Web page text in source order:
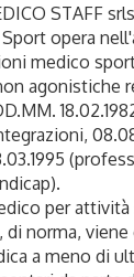
STAFF
opera
medico
agonistiche
per
di norma,
a meno di